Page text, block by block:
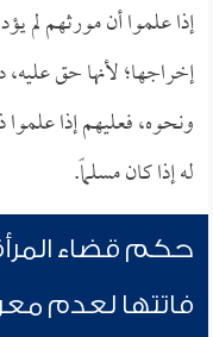
إذا علموا أن مورثهم لم
إخراجها؛ لأنها حق
ونحوه، فعليهم إذا
له إذا كان مسلماً.
حكم قضاء
فاتتها لعدم